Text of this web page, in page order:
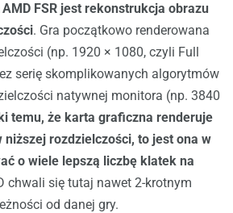
FSR jest rekonstrukcja obrazu
. Gra początkowo renderowana
(np. 1920 × 1080, czyli Full
serię skomplikowanych algorytmów
natywnej monitora (np. 3840
temu, że karta graficzna renderuje
niższej rozdzielczości, to jest ona w
o wiele lepszą liczbę klatek na
chwali się tutaj nawet 2-krotnym
od danej gry.